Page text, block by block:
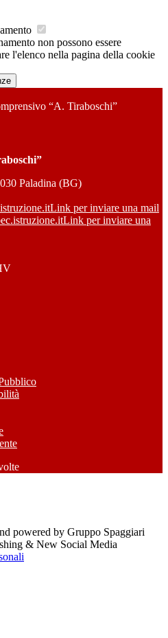
non possono essere
l'elenco nella pagina della cookie
“A. Tiraboschi”
Paladina (BG)
Link per inviare una mail
Link per inviare una
powered by Gruppo Spaggiari
& New Social Media